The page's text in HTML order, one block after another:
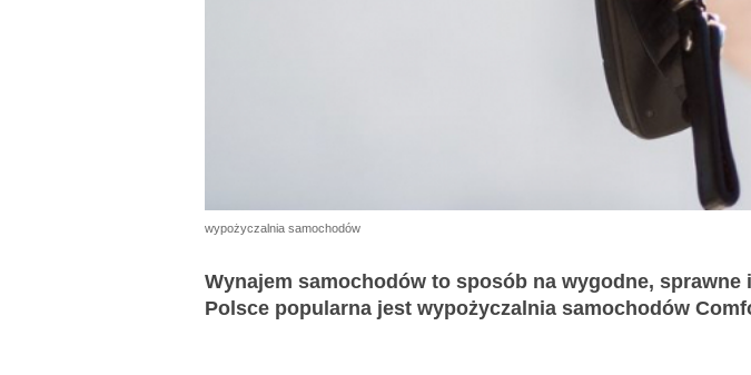
wypożyczalnia samochodów
Wynajem samochodów to sposób na wygodne, sprawne
Polsce popularna jest wypożyczalnia samochodów